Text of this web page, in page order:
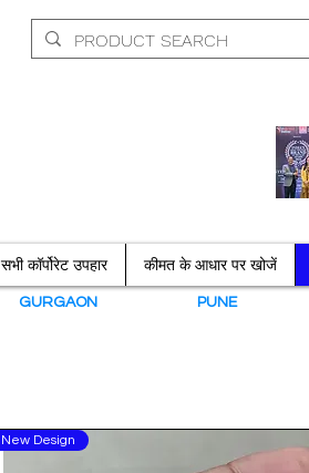
सभी कॉर्पोरेट उपहार कीमत के आधार पर खोजें
GURGAON PUNE
New Design